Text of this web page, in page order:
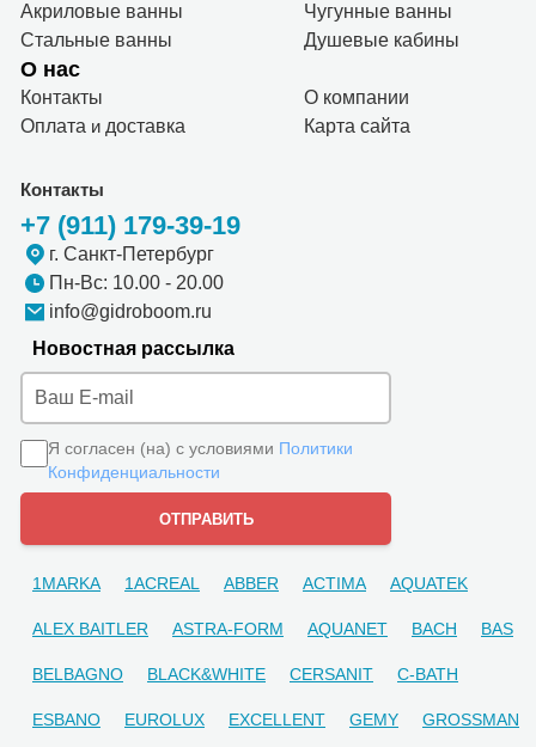
Акриловые ванны
Чугунные ванны
Стальные ванны
Душевые кабины
О нас
Контакты
О компании
Оплата и доставка Карта сайта
Контакты
+7 (911) 179-39-19
г. Санкт-Петербург
Пн-Вс: 10.00 - 20.00
info@gidroboom.ru
Новостная рассылка
Я согласен (на) с условиями Политики
Конфиденциальности
1MARKA 1ACREAL ABBER ACTIMA AQUATEK
ALEX BAITLER ASTRA-FORM AQUANET BACH BAS
BELBAGNO BLACK&WHITE CERSANIT C-BATH
ESBANO EUROLUX EXCELLENT GEMY GROSSMAN